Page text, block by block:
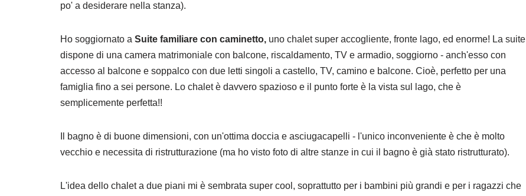
po' a desiderare nella stanza).
Ho soggiornato a Suite familiare con caminetto, uno chalet super accogliente, fronte lago, ed enorme! La suite
dispone di una camera matrimoniale con balcone, riscaldamento, TV e armadio, soggiorno - anch'esso con
accesso al balcone e soppalco con due letti singoli a castello, TV, camino e balcone. Cioè, perfetto per una
famiglia fino a sei persone. Lo chalet è davvero spazioso e il punto forte è la vista sul lago, che è
semplicemente perfetta!!
Il bagno è di buone dimensioni, con un'ottima doccia e asciugacapelli - l'unico inconveniente è che è molto
vecchio e necessita di ristrutturazione (ma ho visto foto di altre stanze in cui il bagno è già stato ristrutturato).
L'idea dello chalet a due piani mi è sembrata super cool, soprattutto per i bambini più grandi e per i ragazzi che